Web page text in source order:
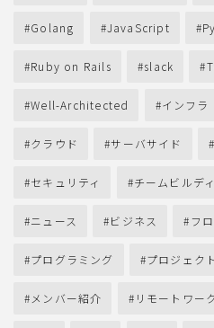
Golang JavaScript
Ruby on Rails slack
Well-Architected インフラ
クラウド サーバサイド
セキュリティ チームビルデ
ニュース ビジネス フ
プログラミング プロジェク
メンバー紹介 リモートワーク